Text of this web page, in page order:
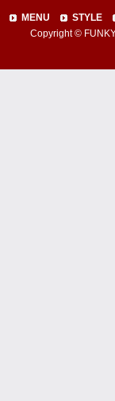
MENU
STYLE
Copyright ©